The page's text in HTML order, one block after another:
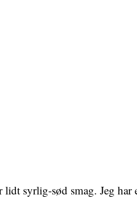
syrlig-sød smag. Jeg har